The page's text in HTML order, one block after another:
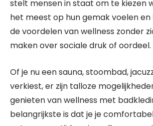
stelt mensen in staat om te kiezen
het meest op hun gemak voelen
de voordelen van wellness zonder
maken over sociale druk of oordeel.
Of je nu een sauna, stoombad,
verkiest, er zijn talloze
genieten van wellness met
belangrijkste is dat je je